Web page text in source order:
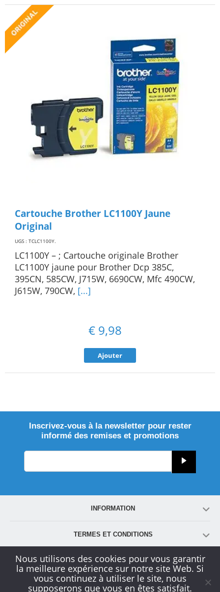
Cartouche Brother LC1100Y Jaune
Original
UGS : TCLC1100Y.
LC1100Y – ; Cartouche originale Brother
LC1100Y jaune pour Brother Dcp 385C,
395CN, 585CW, J715W, 6690CW, Mfc 490CW,
J615W, 790CW, [...]
€ 9,98
Ajouter
Inscrivez-vous à la newsletter pour rester
informé des remises et promotions
INFORMATION
TERMES ET CONDITIONS
COMPTE
SERVICE CLIENT
Nous utilisons des cookies pour vous garantir
la meilleure expérience sur notre site Web. Si
vous continuez à utiliser le site, nous
supposerons que vous en êtes satisfait.